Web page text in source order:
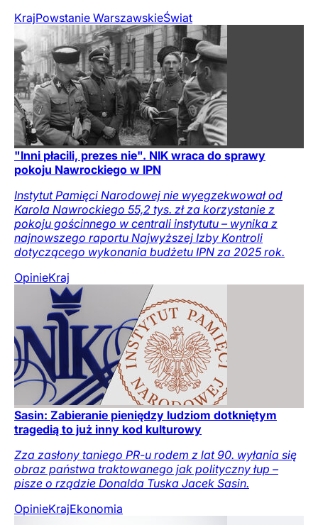
KrajPowstanie WarszawskieŚwiat
"Inni płacili, prezes nie". NIK wraca do sprawy
pokoju Nawrockiego w IPN
Instytut Pamięci Narodowej nie wyegzekwował od
Karola Nawrockiego 55,2 tys. zł za korzystanie z
pokoju gościnnego w centrali instytutu – wynika z
najnowszego raportu Najwyższej Izby Kontroli
dotyczącego wykonania budżetu IPN za 2025 rok.
OpinieKraj
Sasin: Zabieranie pieniędzy ludziom dotkniętym
tragedią to już inny kod kulturowy
Zza zasłony taniego PR-u rodem z lat 90. wyłania się
obraz państwa traktowanego jak polityczny łup –
pisze o rządzie Donalda Tuska Jacek Sasin.
OpinieKrajEkonomia